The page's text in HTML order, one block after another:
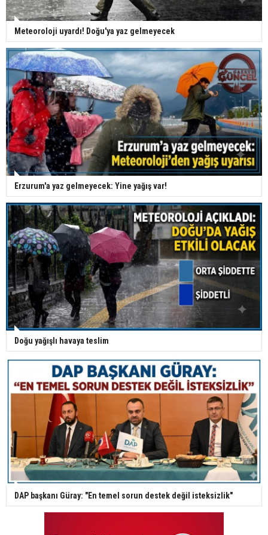
Meteoroloji uyardı! Doğu'ya yaz gelmeyecek
Erzurum'a yaz gelmeyecek: Yine yağış var!
Doğu yağışlı havaya teslim
DAP başkanı Güray: "En temel sorun destek değil isteksizlik"